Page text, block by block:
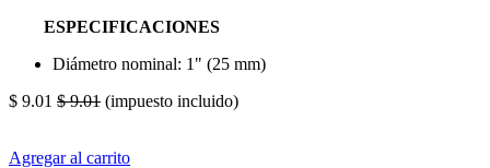
ESPECIFICACIONES
Diámetro nominal: 1" (25 mm)
$ 9.01 $9.01 (impuesto incluido)
Agregar al carrito